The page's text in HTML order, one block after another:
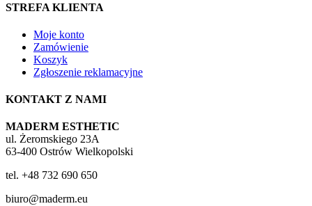
STREFA KLIENTA
Moje konto
Zamówienie
Koszyk
Zgłoszenie reklamacyjne
KONTAKT Z NAMI
MADERM ESTHETIC
ul. Żeromskiego 23A
63-400 Ostrów Wielkopolski
tel. +48 732 690 650
biuro@maderm.eu